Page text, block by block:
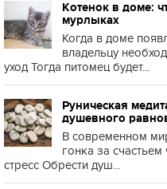
Котенок в доме:
мурлыках
Когда в доме
владельцу
уход Тогда питомец будет...
Руническая
душевного
В современном
гонка за
стресс Обрести душ...